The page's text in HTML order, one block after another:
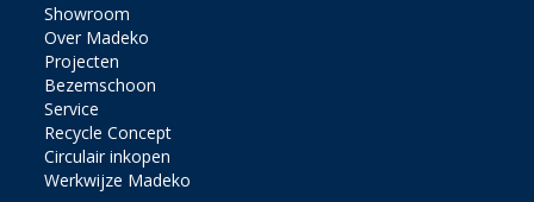
Showroom
Over Madeko
Projecten
Bezemschoon
Service
Recycle Concept
Circulair inkopen
Werkwijze Madeko